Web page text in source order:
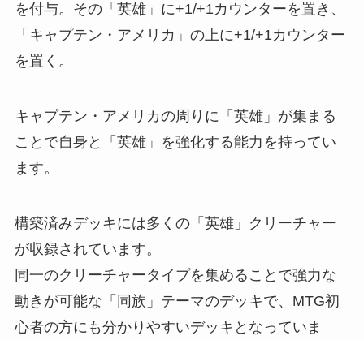
を付与。その「英雄」に+1/+1カウンターを置き、
「キャプテン・アメリカ」の上に+1/+1カウンター
を置く。
キャプテン・アメリカの周りに「英雄」が集まる
ことで自身と「英雄」を強化する能力を持ってい
ます。
構築済みデッキには多くの「英雄」クリーチャー
が収録されています。
同一のクリーチャータイプを集めることで強力な
動きが可能な「同族」テーマのデッキで、MTG初
心者の方にも分かりやすいデッキとなっていま